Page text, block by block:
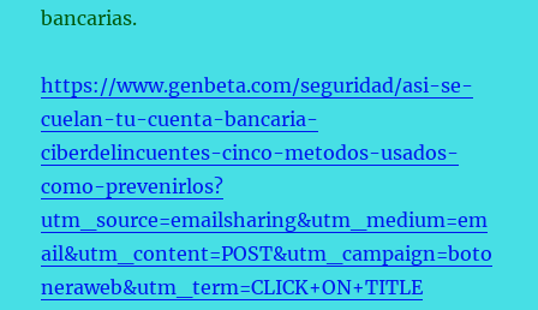
bancarias.
https://www.genbeta.com/seguridad/asi-se-
cuelan-tu-cuenta-bancaria-
ciberdelincuentes-cinco-metodos-usados-
como-prevenirlos?
utm_source=emailsharing&utm_medium=em
ail&utm_content=POST&utm_campaign=boto
neraweb&utm_term=CLICK+ON+TITLE